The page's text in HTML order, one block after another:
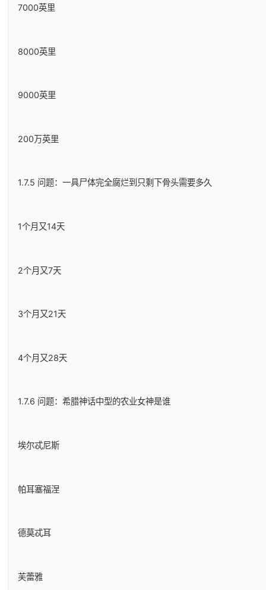
7000英里
8000英里
9000英里
200万英里
1.7.5 问题：一具尸体完全腐烂到只剩下骨头需要多久
1个月又14天
2个月又7天
3个月又21天
4个月又28天
1.7.6 问题：希腊神话中型的农业女神是谁
埃尔忒尼斯
帕耳塞福涅
德莫忒耳
芙蕾雅